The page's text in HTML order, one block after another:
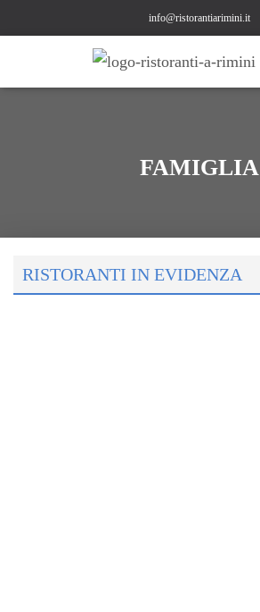
info@ristorantiarimini.it
FAMIGLIA
RISTORANTI IN EVIDENZA